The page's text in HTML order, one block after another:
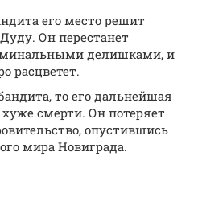
его место решит
Он перестанет
делишками, и
расцветет.
то его дальнейшая
смерти. Он потеряет
опустившись
мира Новиграда.